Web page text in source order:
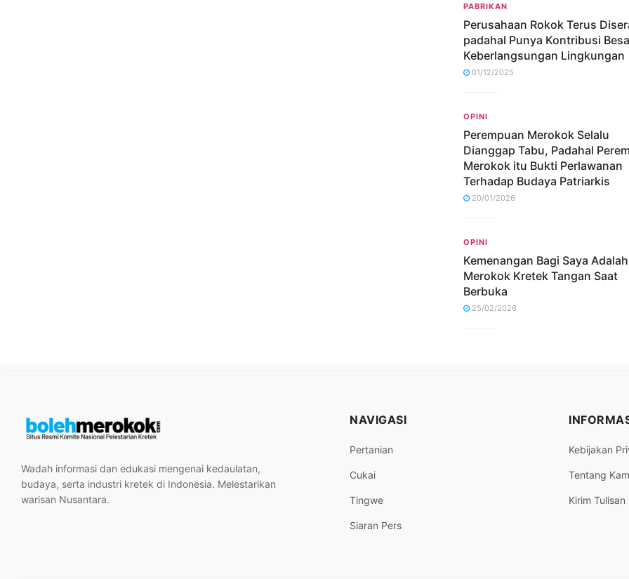
PABRIKAN
Perusahaan Rokok Terus
padahal Punya Kontribusi
Keberlangsungan Lingkungan
01/12/2025
OPINI
Perempuan Merokok Selalu
Dianggap Tabu, Padahal
Merokok itu Bukti Perlawanan
Terhadap Budaya Patriarkis
20/01/2026
OPINI
Kemenangan Bagi Saya Adalah
Merokok Kretek Tangan Saat
Berbuka
25/02/2026
Wadah informasi dan edukasi mengenai kedaulatan,
budaya, serta industri kretek di Indonesia. Melestarikan
warisan Nusantara.
NAVIGASI
Pertanian
Cukai
Tingwe
Siaran Pers
Kebijakan
Tentang
Kirim Tulisan